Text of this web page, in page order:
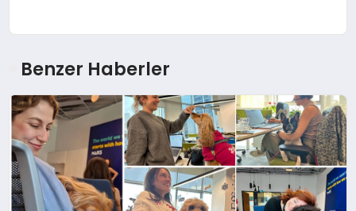
Benzer Haberler